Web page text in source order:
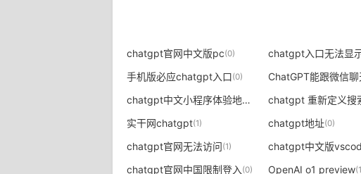
chatgpt官网中文版pc(0)
手机版必应chatgpt入口(0) ChatGPT能跟微信聊
chatgpt中文小程序体验地址
实干网chatgpt(1) chatgpt地址(0)
chatgpt官网无法访问(1)
chatgpt官网中国限制登入 (0) OpenAI o1 preview